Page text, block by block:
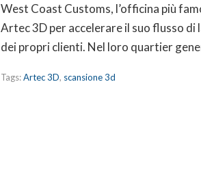
West Coast Customs, l’officina più
Artec 3D per accelerare il suo flusso
dei propri clienti. Nel loro quartier
Tags:Artec 3D, scansione 3d